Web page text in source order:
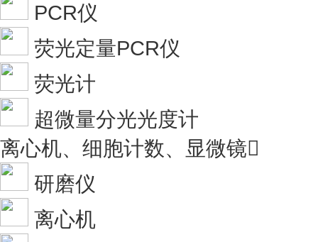
PCR仪
荧光定量PCR仪
荧光计
超微量分光光度计
离心机、细胞计数、显微镜
研磨仪
离心机